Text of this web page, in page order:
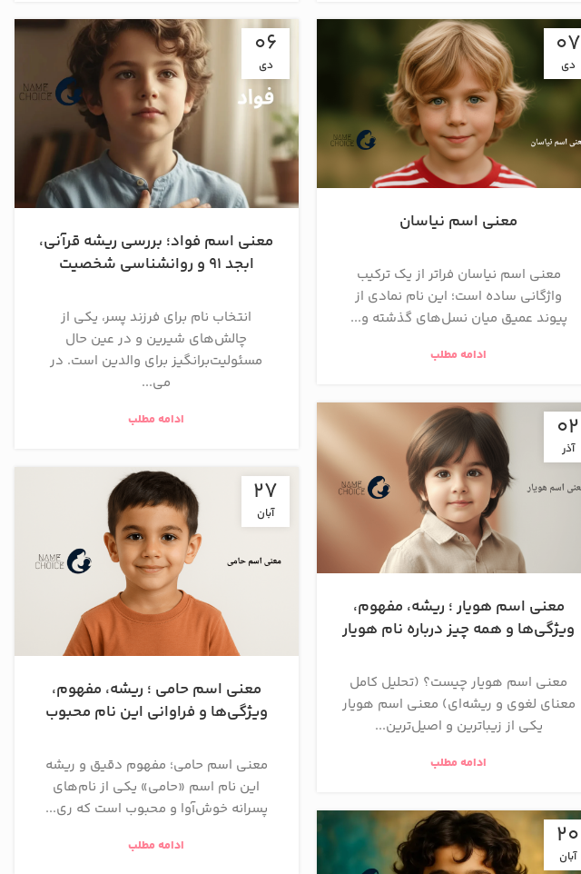
07
دی
معنی اسم نیاسان
معنی اسم نیاسان فراتر از یک ترکیب
واژگانی ساده است؛ این نام نمادی از
پیوند عمیق میان نسل‌های گذشته و...
ادامه مطلب
06
دی
معنی اسم فواد؛ بررسی ریشه قرآنی،
ابجد ۹۱ و روانشناسی شخصیت
انتخاب نام برای فرزند پسر، یکی از
چالش‌های شیرین و در عین حال
مسئولیت‌برانگیز برای والدین است. در
می...
ادامه مطلب 02
آذر
معنی اسم هویار ؛ ریشه، مفهوم،
ویژگی‌ها و همه چیز درباره نام هویار
معنی اسم هویار چیست؟ (تحلیل کامل
معنای لغوی و ریشه‌ای) معنی اسم هویار
یکی از زیباترین و اصیل‌ترین...
ادامه مطلب
27
آبان
معنی اسم حامی ؛ ریشه، مفهوم،
ویژگی‌ها و فراوانی این نام محبوب
معنی اسم حامی؛ مفهوم دقیق و ریشه
این نام اسم «حامی» یکی از نام‌های
پسرانه خوش‌آوا و محبوب است که ری...
ادامه مطلب 20
آبان